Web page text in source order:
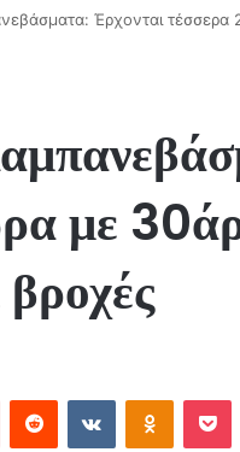
Έρχονται
με
PinterestReddit VKontakte